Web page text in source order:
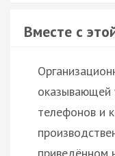
Вместе с
оказывающей
телефонов и
приведённом